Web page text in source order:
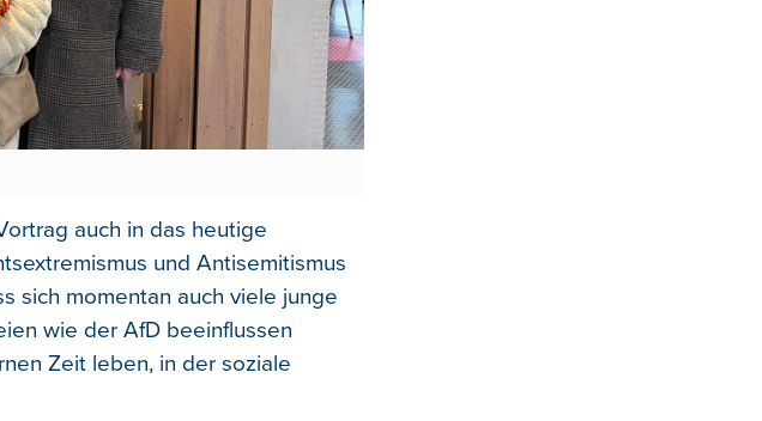
auch in das heutige
und Antisemitismus
sich momentan auch viele junge
wie der AfD beeinflussen
Zeit leben, in der soziale